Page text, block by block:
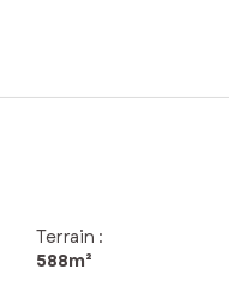
Terrain :
588m²